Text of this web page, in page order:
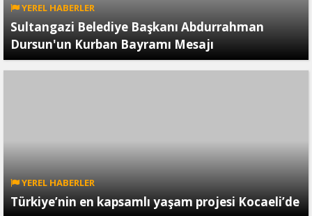
YEREL HABERLER
Sultangazi Belediye Başkanı Abdurrahman
Dursun'un Kurban Bayramı Mesajı
YEREL HABERLER
Türkiye’nin en kapsamlı yaşam projesi Kocaeli’de